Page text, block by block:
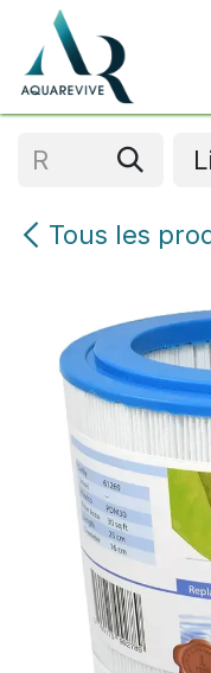
Se rendre au
Tous les